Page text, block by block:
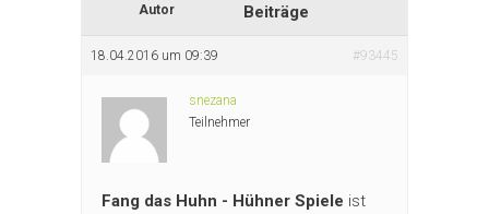
Autor Beiträge
18.04.2016 um 09:39 #93445
snezana
Teilnehmer
Fang das Huhn - Hühner Spiele ist